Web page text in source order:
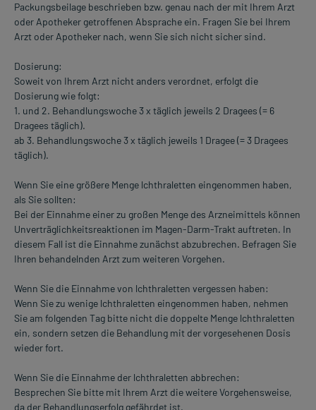
Packungsbeilage beschrieben bzw. genau nach der mit Ihrem Arzt
oder Apotheker getroffenen Absprache ein. Fragen Sie bei Ihrem
Arzt oder Apotheker nach, wenn Sie sich nicht sicher sind.
Dosierung:
Soweit von Ihrem Arzt nicht anders verordnet, erfolgt die
Dosierung wie folgt:
1. und 2. Behandlungswoche 3 x täglich jeweils 2 Dragees (= 6
Dragees täglich).
ab 3. Behandlungswoche 3 x täglich jeweils 1 Dragee (= 3 Dragees
täglich).
Wenn Sie eine größere Menge lchthraletten eingenommen haben,
als Sie sollten:
Bei der Einnahme einer zu großen Menge des Arzneimittels können
Unverträglichkeitsreaktionen im Magen-Darm-Trakt auftreten. In
diesem Fall ist die Einnahme zunächst abzubrechen. Befragen Sie
Ihren behandelnden Arzt zum weiteren Vorgehen.
Wenn Sie die Einnahme von lchthraletten vergessen haben:
Wenn Sie zu wenige lchthraletten eingenommen haben, nehmen
Sie am folgenden Tag bitte nicht die doppelte Menge lchthraletten
ein, sondern setzen die Behandlung mit der vorgesehenen Dosis
wieder fort.
Wenn Sie die Einnahme der lchthraletten abbrechen:
Besprechen Sie bitte mit Ihrem Arzt die weitere Vorgehensweise,
da der Behandlungserfolg gefährdet ist.